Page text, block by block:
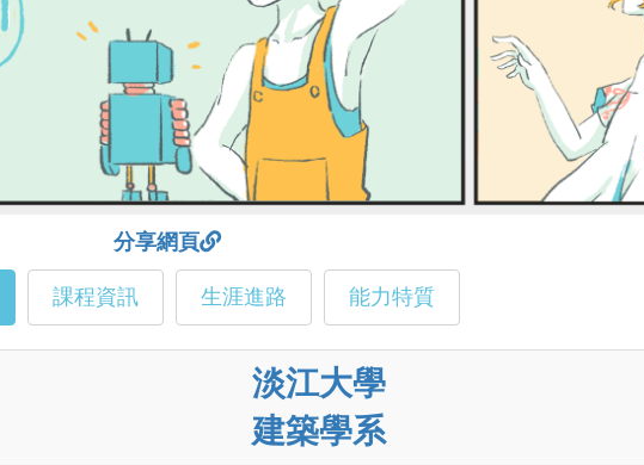
分享網頁
課程資訊 生涯進路 能力特質
淡江大學
建築學系